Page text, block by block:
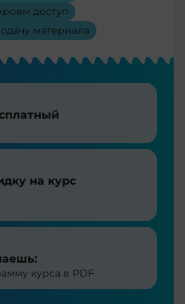
доступ
материала
на курс
курса в PDF